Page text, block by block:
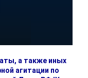
а также иных
агитации по